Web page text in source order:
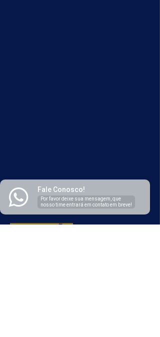
Fale Conosco!
Por favor deixe sua mensagem, que
nosso time entrará em contato em breve!